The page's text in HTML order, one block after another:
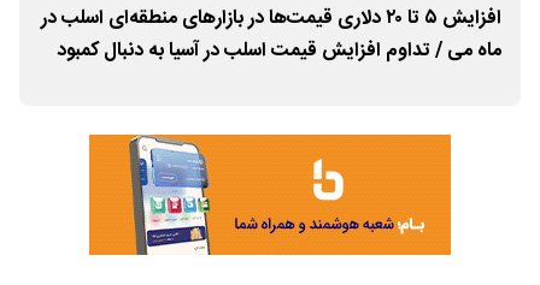
افزایش ۵ تا ۲۰ دلاری قیمت‌ها در بازارهای منطقه‌ای اسلب در
ماه می / تداوم افزایش قیمت اسلب در آسیا به دنبال کمبود